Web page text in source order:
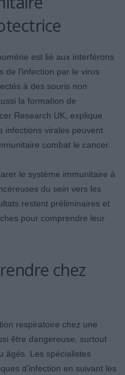
est lié aux interférons
de l’infection par le virus
à des souris non
la formation de
Research UK, explique
infections virales peuvent
combat le cancer.
le système immunitaire à
du sein vers les
restent préliminaires et
pour comprendre leur
chez
respiratoire chez une
être dangereuse, surtout
âgés. Les spécialistes
d’infection en suivant les